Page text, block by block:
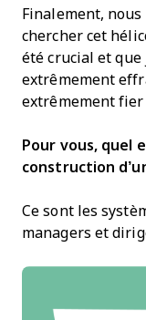
Finalement, nous
chercher cet
été crucial et que
extrêmement
extrêmement fier
Pour vous, quel
construction
Ce sont les
managers et